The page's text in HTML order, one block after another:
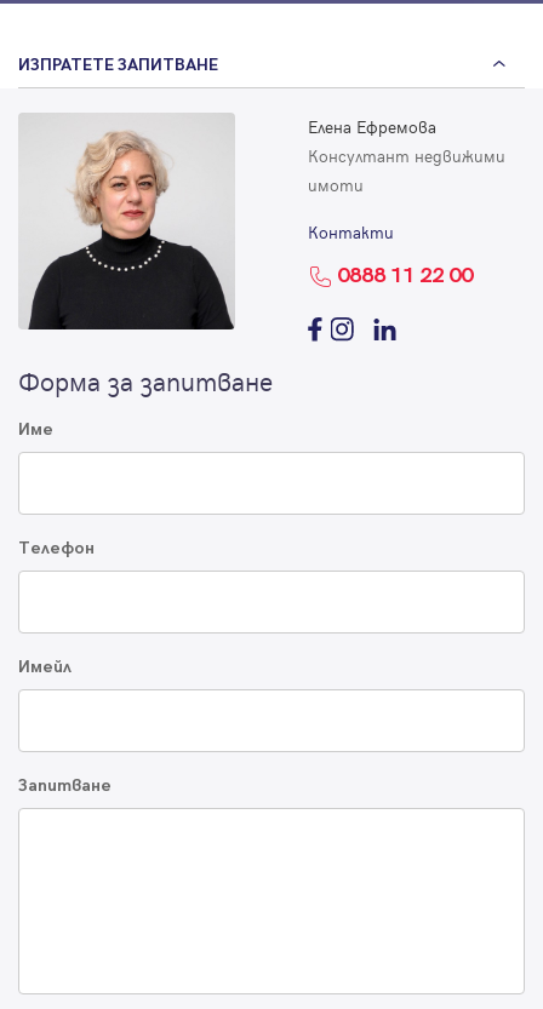
ИЗПРАТЕТЕ ЗАПИТВАНЕ
Елена Ефремова
Консултант недвижими
имоти
Контакти
0888 11 22 00
Форма за запитване
Име
Телефон
Имейл
Запитване